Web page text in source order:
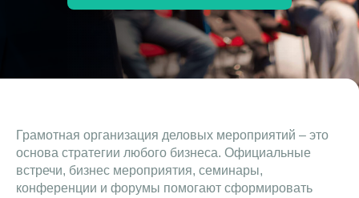
Грамотная организация деловых мероприятий – это
основа стратегии любого бизнеса. Официальные
встречи, бизнес мероприятия, семинары,
конференции и форумы помогают сформировать